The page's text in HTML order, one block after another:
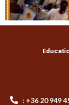
: +36 20 949